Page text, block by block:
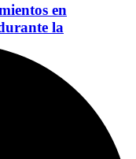
en
la